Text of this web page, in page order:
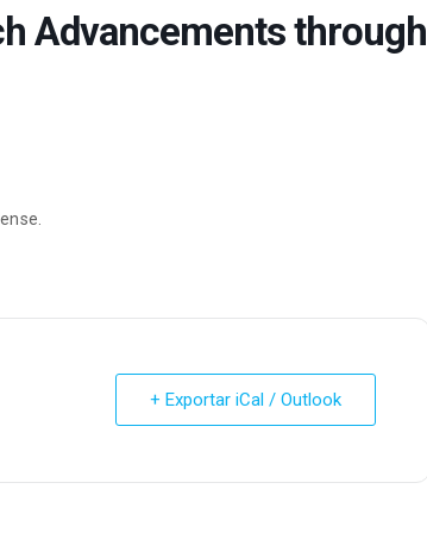
Advancements through
+ Exportar iCal / Outlook